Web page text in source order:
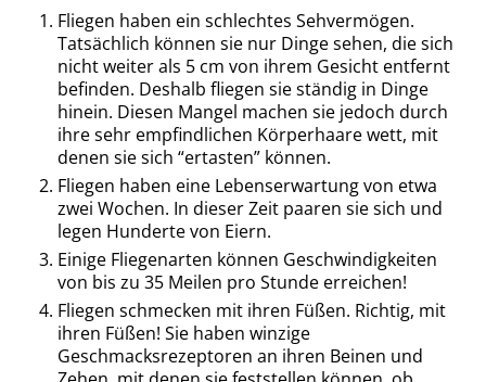
Fliegen haben ein schlechtes Sehvermögen.
Tatsächlich können sie nur Dinge sehen, die sich
nicht weiter als 5 cm von ihrem Gesicht entfernt
befinden. Deshalb fliegen sie ständig in Dinge
hinein. Diesen Mangel machen sie jedoch durch
ihre sehr empfindlichen Körperhaare wett, mit
denen sie sich “ertasten” können.
Fliegen haben eine Lebenserwartung von etwa
zwei Wochen. In dieser Zeit paaren sie sich und
legen Hunderte von Eiern.
Einige Fliegenarten können Geschwindigkeiten
von bis zu 35 Meilen pro Stunde erreichen!
Fliegen schmecken mit ihren Füßen. Richtig, mit
ihren Füßen! Sie haben winzige
Geschmacksrezeptoren an ihren Beinen und